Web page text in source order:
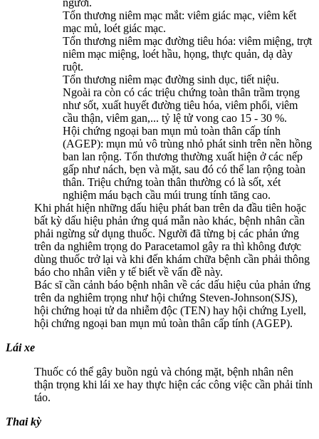
người.
Tổn thương niêm mạc mắt: viêm giác mạc, viêm kết
mạc mủ, loét giác mạc.
Tổn thương niêm mạc đường tiêu hóa: viêm miệng, trợt
niêm mạc miệng, loét hầu, họng, thực quản, dạ dày
ruột.
Tổn thương niêm mạc đường sinh dục, tiết niệu.
Ngoài ra còn có các triệu chứng toàn thân trầm trọng
như sốt, xuất huyết đường tiêu hóa, viêm phổi, viêm
cầu thận, viêm gan,... tỷ lệ tử vong cao 15 - 30 %.
Hội chứng ngoại ban mụn mủ toàn thân cấp tính
(AGEP): mụn mủ vô trùng nhỏ phát sinh trên nền hồng
ban lan rộng. Tổn thương thường xuất hiện ở các nếp
gấp như nách, bẹn và mặt, sau đó có thể lan rộng toàn
thân. Triệu chứng toàn thân thường có là sốt, xét
nghiệm máu bạch cầu múi trung tính tăng cao.
Khi phát hiện những dấu hiệu phát ban trên da đầu tiên hoặc
bất kỳ dấu hiệu phản ứng quá mẫn nào khác, bệnh nhân cần
phải ngừng sử dụng thuốc. Người đã từng bị các phản ứng
trên da nghiêm trọng do Paracetamol gây ra thì không được
dùng thuốc trở lại và khi đến khám chữa bệnh cần phải thông
báo cho nhân viên y tế biết về vấn đề này.
Bác sĩ cần cảnh báo bệnh nhân về các dấu hiệu của phản ứng
trên da nghiêm trọng như hội chứng Steven-Johnson(SJS),
hội chứng hoại tử da nhiễm độc (TEN) hay hội chứng Lyell,
hội chứng ngoại ban mụn mủ toàn thân cấp tính (AGEP).
Lái xe
Thuốc có thể gây buồn ngủ và chóng mặt, bệnh nhân nên
thận trọng khi lái xe hay thực hiện các công việc cần phải tỉnh
táo.
Thai kỳ